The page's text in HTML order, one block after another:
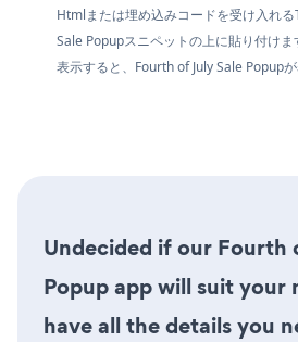
Htmlまたは埋め込みコードを受け入れ
Sale Popupスニペットの上に貼り付け
表示すると、Fourth of July Sale Popup
Undecided if our Fourth
Popup app will suit your
have all the details you